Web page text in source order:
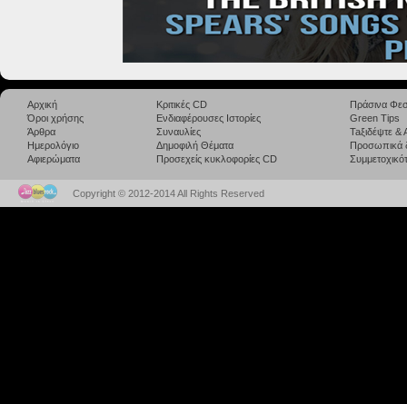
Αρχική
Όροι χρήσης
Άρθρα
Ημερολόγιο
Αφιερώματα
Κριτικές CD
Ενδιαφέρουσες Ιστορίες
Συναυλίες
Δημοφιλή Θέματα
Προσεχείς κυκλοφορίες CD
Πράσινα
Green Tips
Taξιδέψτε
Προσωπικά
Copyright © 2012-2014 All Rights Reserved